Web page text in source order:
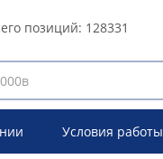
позиций: 128331
Условия работы